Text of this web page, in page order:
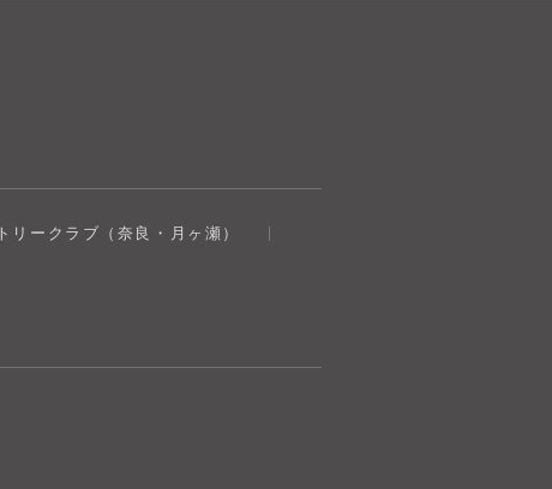
リークラブ（奈良・月ヶ瀬）奈良健康ランド
AIコンシェルジュ